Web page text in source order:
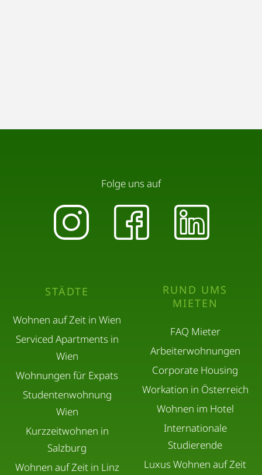
STÄDTE
Wohnen auf Zeit in Wien
Serviced Apartments in
Wien
Wohnungen für Expats
Studentenwohnung
Wien
Kurzzeitwohnen in
Salzburg
Wohnen auf Zeit in Linz
RUND UMS
MIETEN
FAQ Mieter
Arbeiterwohnungen
Corporate Housing
Workation in Österreich
Wohnen im Hotel
Internationale
Studierende
Luxus Wohnen auf Zeit
Folge uns auf